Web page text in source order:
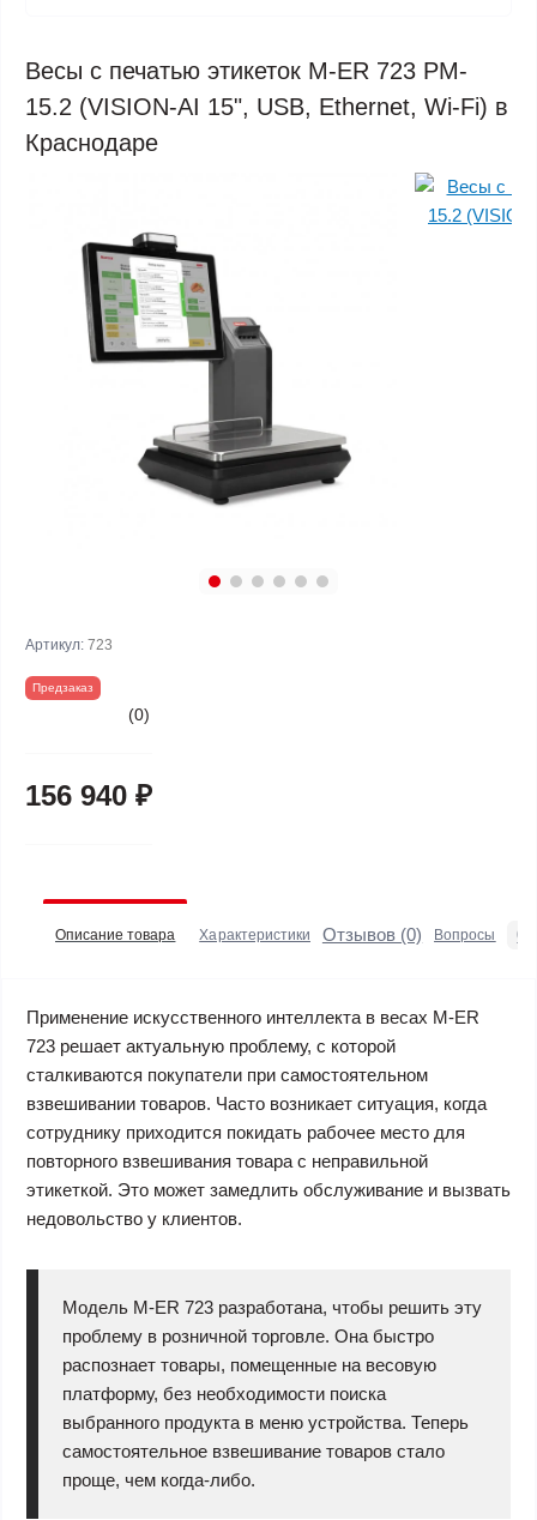
Весы с печатью этикеток M-ER 723 PM-
15.2 (VISION-AI 15", USB, Ethernet, Wi-Fi) в
Краснодаре
Артикул: 723
Предзаказ
(0)
156 940 ₽
Описание товара Характеристики Отзывов (0) Вопросы 0
Применение искусственного интеллекта в весах M-ER
723 решает актуальную проблему, с которой
сталкиваются покупатели при самостоятельном
взвешивании товаров. Часто возникает ситуация, когда
сотруднику приходится покидать рабочее место для
повторного взвешивания товара с неправильной
этикеткой. Это может замедлить обслуживание и вызвать
недовольство у клиентов.
Модель M-ER 723 разработана, чтобы решить эту
проблему в розничной торговле. Она быстро
распознает товары, помещенные на весовую
платформу, без необходимости поиска
выбранного продукта в меню устройства. Теперь
самостоятельное взвешивание товаров стало
проще, чем когда-либо.